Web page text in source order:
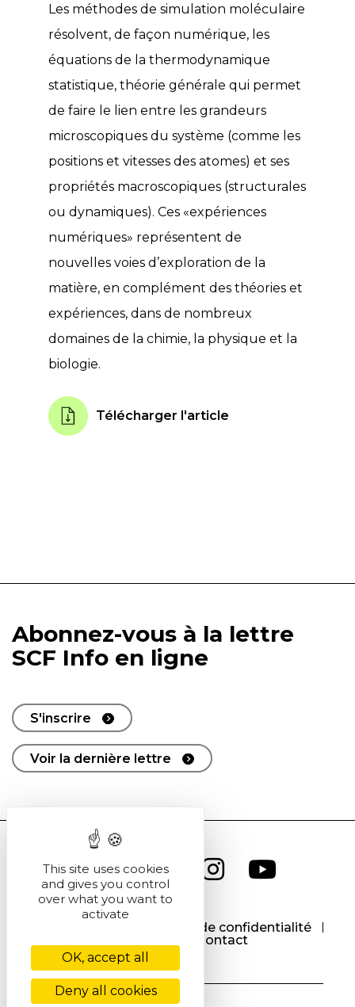
Les méthodes de simulation moléculaire
résolvent, de façon numérique, les
équations de la thermodynamique
statistique, théorie générale qui permet
de faire le lien entre les grandeurs
microscopiques du système (comme les
positions et vitesses des atomes) et ses
propriétés macroscopiques (structurales
ou dynamiques). Ces «expériences
numériques» représentent de
nouvelles voies d’exploration de la
matière, en complément des théories et
expériences, dans de nombreux
domaines de la chimie, la physique et la
biologie.
Télécharger l'article
Abonnez-vous à la lettre
SCF Info en ligne
S'inscrire
Voir la dernière lettre
Politique de confidentialité
Contact
This site uses cookies
and gives you control
over what you want to
activate
OK, accept all
Deny all cookies